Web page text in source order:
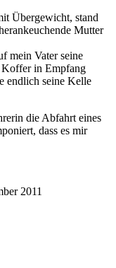
Übergewicht, stand
Mutter
mein Vater seine
Koffer in Empfang
endlich seine Kelle
die Abfahrt eines
dass es mir
2011